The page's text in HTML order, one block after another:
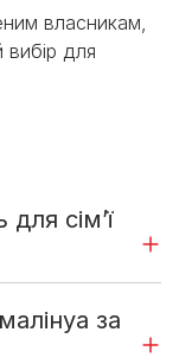
власникам,
вибір для
сім’ї
за